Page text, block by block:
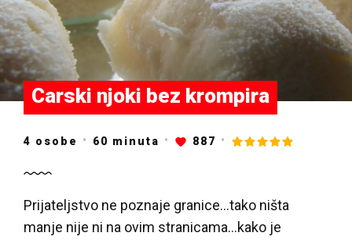
Carski njoki bez krompira
4 osobe 60 minuta 887
Prijateljstvo ne poznaje granice…tako ništa
manje nije ni na ovim stranicama…kako je